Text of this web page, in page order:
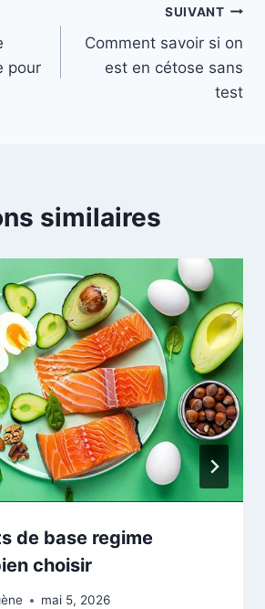
pour
SUIVANT
Comment savoir si on
est en cétose sans
test
similaires
de base regime
choisir
mai 5, 2026